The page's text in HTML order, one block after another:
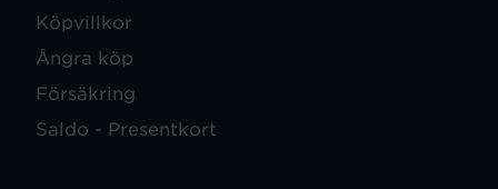
Köpvillkor
Ångra köp
Försäkring
Saldo - Presentkort